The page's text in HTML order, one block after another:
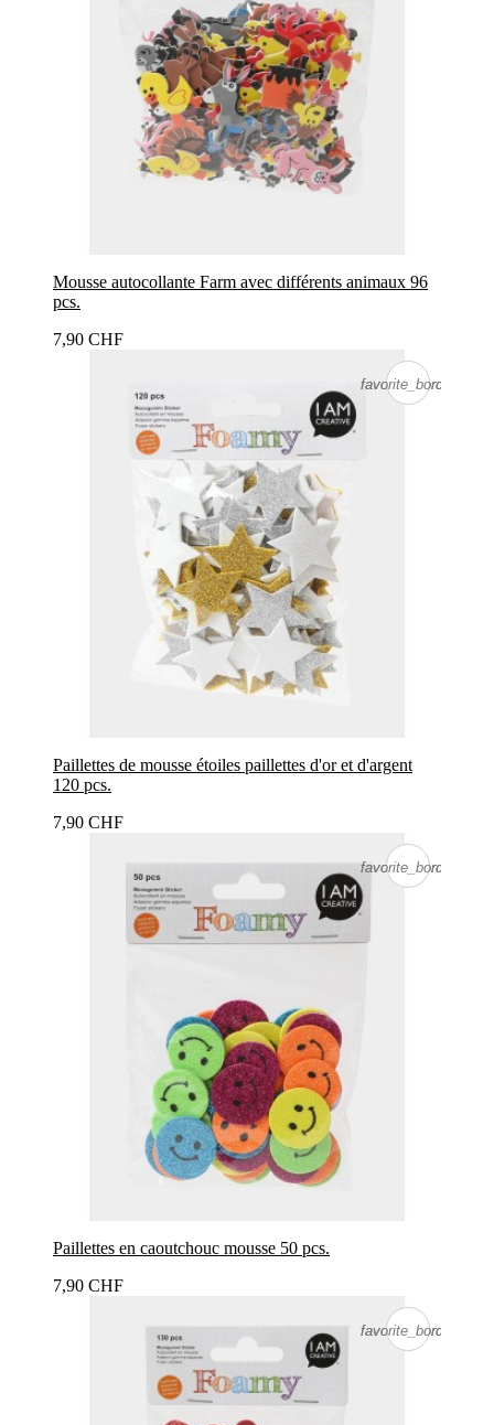
Mousse autocollante Farm avec différents animaux 96
pcs.
7,90 CHF
favorite_border
favorite_border
Paillettes de mousse étoiles paillettes d'or et d'argent
120 pcs.
7,90 CHF
favorite_border
favorite_border
Paillettes en caoutchouc mousse 50 pcs.
7,90 CHF
favorite_border
favorite_border